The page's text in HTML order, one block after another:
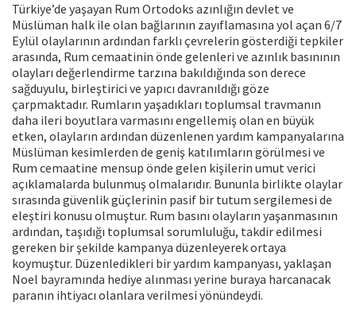
Türkiye’de yaşayan Rum Ortodoks azınlığın devlet ve
Müslüman halk ile olan bağlarının zayıflamasına yol açan 6/7
Eylül olaylarının ardından farklı çevrelerin gösterdiği tepkiler
arasında, Rum cemaatinin önde gelenleri ve azınlık basınının
olayları değerlendirme tarzına bakıldığında son derece
sağduyulu, birleştirici ve yapıcı davranıldığı göze
çarpmaktadır. Rumların yaşadıkları toplumsal travmanın
daha ileri boyutlara varmasını engellemiş olan en büyük
etken, olayların ardından düzenlenen yardım kampanyalarına
Müslüman kesimlerden de geniş katılımların görülmesi ve
Rum cemaatine mensup önde gelen kişilerin umut verici
açıklamalarda bulunmuş olmalarıdır. Bununla birlikte olaylar
sırasında güvenlik güçlerinin pasif bir tutum sergilemesi de
eleştiri konusu olmuştur. Rum basını olayların yaşanmasının
ardından, taşıdığı toplumsal sorumluluğu, takdir edilmesi
gereken bir şekilde kampanya düzenleyerek ortaya
koymuştur. Düzenledikleri bir yardım kampanyası, yaklaşan
Noel bayramında hediye alınması yerine buraya harcanacak
paranın ihtiyacı olanlara verilmesi yönündeydi.